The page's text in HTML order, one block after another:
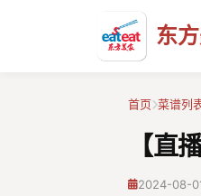
东
首页 菜谱列
【直
2024-08-